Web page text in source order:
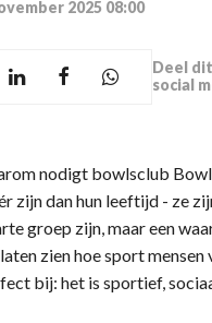
2025 08:00
Deel
social
nodigt bowlsclub
zijn dan hun leeftijd - ze
groep zijn, maar een
zien hoe sport
bij: het is sportief,